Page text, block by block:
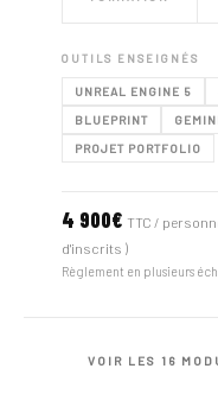
OUTILS ENSEIGNÉS
UNREAL ENGINE 5
BLUEPRINT
PROJET PORTFOLIO
4 900€ TTC /
d'inscrits )
Règlement en plusieurs
VOIR LES 16